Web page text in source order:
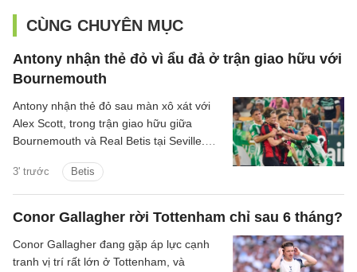
CÙNG CHUYÊN MỤC
Antony nhận thẻ đỏ vì ẩu đả ở trận giao hữu với
Bournemouth
3' trước Betis
Antony nhận thẻ đỏ sau màn xô xát với
Alex Scott, trong trận giao hữu giữa
Bournemouth và Real Betis tại Seville.
Conor Gallagher rời Tottenham chỉ sau 6 tháng?
Conor Gallagher đang gặp áp lực cạnh
tranh vị trí rất lớn ở Tottenham, và